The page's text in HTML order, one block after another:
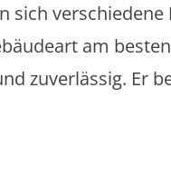
sich verschiedene
am
zuverlässig. Er